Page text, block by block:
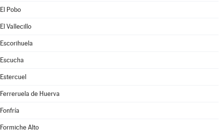
El Pobo
El Vallecillo
Escorihuela
Escucha
Estercuel
Ferreruela de Huerva
Fonfría
Formiche Alto